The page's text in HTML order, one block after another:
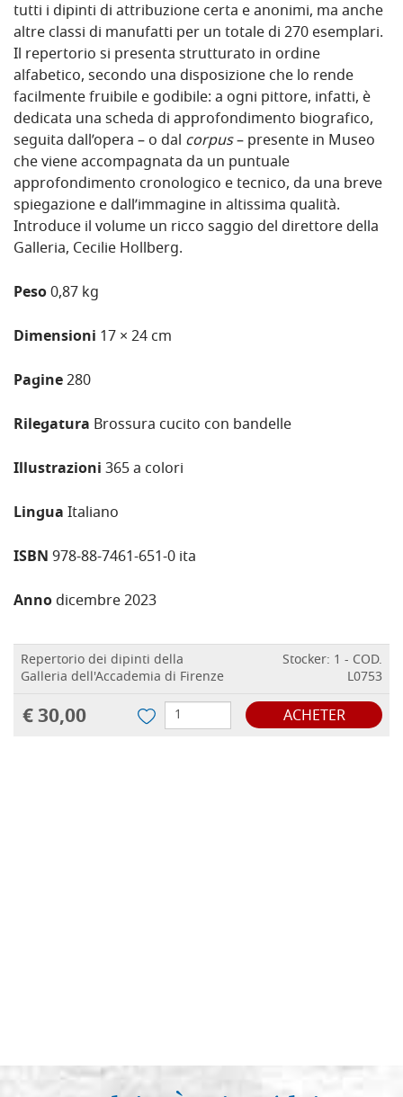
tutti i dipinti di attribuzione certa e anonimi, ma anche
altre classi di manufatti per un totale di 270 esemplari.
Il repertorio si presenta strutturato in ordine
alfabetico, secondo una disposizione che lo rende
facilmente fruibile e godibile: a ogni pittore, infatti, è
dedicata una scheda di approfondimento biografico,
seguita dall’opera – o dal corpus– presente in Museo
che viene accompagnata da un puntuale
approfondimento cronologico e tecnico, da una breve
spiegazione e dall’immagine in altissima qualità.
Introduce il volume un ricco saggio del direttore della
Galleria, Cecilie Hollberg.
Peso0,87 kg
Dimensioni 17 × 24 cm
Pagine280
Rilegatura Brossura cucito con bandelle
Illustrazioni365 a colori
LinguaItaliano
ISBN978-88-7461-651-0 ita
Annodicembre 2023
Repertorio dei dipinti della
Galleria dell'Accademia di Firenze
Stocker: 1 - COD.
L0753
€ 30,00 ACHETER